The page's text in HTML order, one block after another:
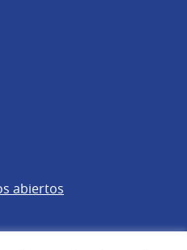
abiertos